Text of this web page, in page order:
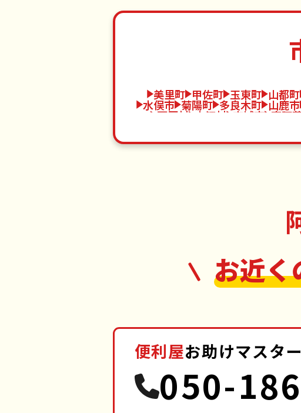
美里町 甲佐町 玉東町 山都町
水俣市 菊陽町 多良木町 山鹿市
西原村 山江村 宇城市 南阿
お近く
便利屋お助けマスター
050-